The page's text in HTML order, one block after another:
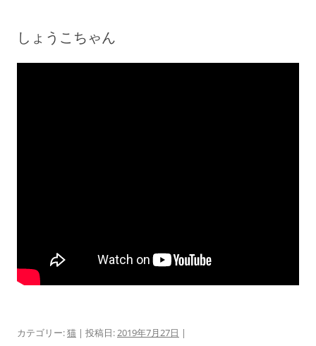
しょうこちゃん
カテゴリー:猫 | 投稿日:2019年7月27日 |